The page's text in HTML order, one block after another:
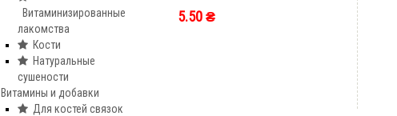
Витаминизированные
лакомства
Кости
Натуральные
сушености
Витамины и добавки
Для костей связок
5.50 ₴